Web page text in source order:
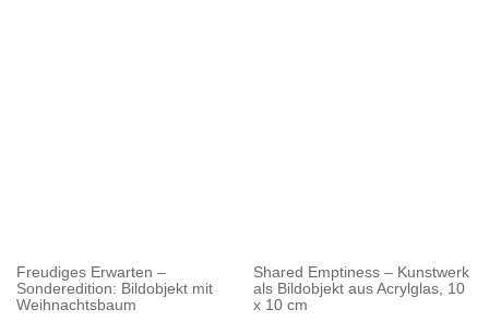
Freudiges Erwarten –
Sonderedition: Bildobjekt mit
Weihnachtsbaum
Shared Emptiness – Kunstwerk
als Bildobjekt aus Acrylglas, 10
x 10 cm